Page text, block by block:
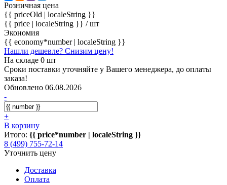
Розничная цена
{{ priceOld | localeString }}
{{ price | localeString }} / шт
Экономия
{{ economy*number | localeString }}
Нашли дешевле? Снизим цену!
На складе 0 шт
Сроки поставки уточняйте у Вашего менеджера, до оплаты
заказа!
Обновлено 06.08.2026
-
+
В корзину
Итого: {{ price*number | localeString }}
8 (499) 755-72-14
Уточнить цену
Доставка
Оплата